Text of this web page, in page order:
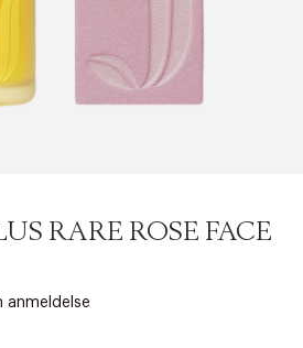
RARE ROSE FACE
anmeldelse